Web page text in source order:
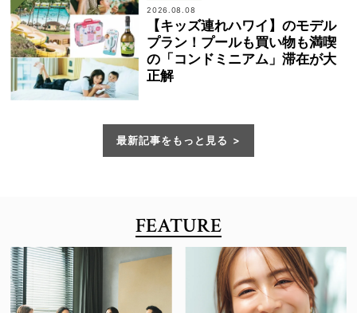
2026.08.08
【キッズ連れハワイ】のモデル
プラン！プールも買い物も満喫
の「コンドミニアム」滞在が大
正解
最新記事をもっと見る
FEATURE